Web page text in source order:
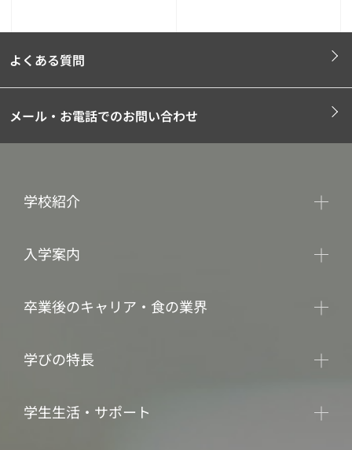
よくある質問
メール・お電話でのお問い合わせ
学校紹介
入学案内
卒業後のキャリア・食の業界
学びの特長
学生生活・サポート